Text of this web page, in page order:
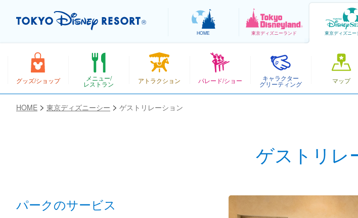
HOME 東京ディズニーランド 東京ディズニー
グッズ/ショップ メニュー/
レストラン アトラクション パレード/ショー キャラクター
グリーティング マップ
HOME 東京ディズニーシー ゲストリレーション
ゲストリレ
パークのサービス